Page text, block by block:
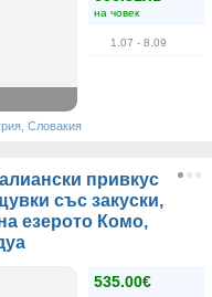
на човек
1.07 - 8.09
Словакия
привкус
със закуски,
езерото Комо,
535.00€